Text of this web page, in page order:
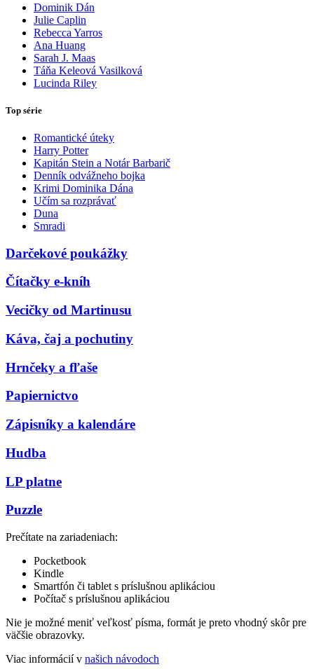
Dominik Dán
Julie Caplin
Rebecca Yarros
Ana Huang
Sarah J. Maas
Táňa Keleová Vasilková
Lucinda Riley
Top série
Romantické úteky
Harry Potter
Kapitán Stein a Notár Barbarič
Denník odvážneho bojka
Krimi Dominika Dána
Učím sa rozprávať
Duna
Smradi
Darčekové poukážky
Čítačky e-kníh
Vecičky od Martinusu
Káva, čaj a pochutiny
Hrnčeky a fľaše
Papiernictvo
Zápisníky a kalendáre
Hudba
LP platne
Puzzle
Prečítate na zariadeniach:
Pocketbook
Kindle
Smartfón či tablet s príslušnou aplikáciou
Počítač s príslušnou aplikáciou
Nie je možné meniť veľkosť písma, formát je preto vhodný skôr pre
väčšie obrazovky.
Viac informácií v našich návodoch